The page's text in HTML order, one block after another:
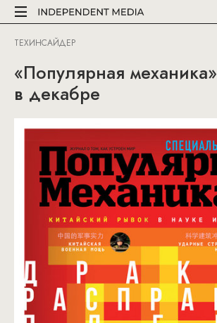
ТЕХИНСАЙДЕР
«Популярная механика»
в декабре